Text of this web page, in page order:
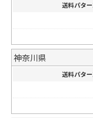
送料パタ
神奈川県
送料パタ